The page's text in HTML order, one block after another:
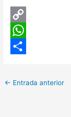
C
oW
← Entrada anterior